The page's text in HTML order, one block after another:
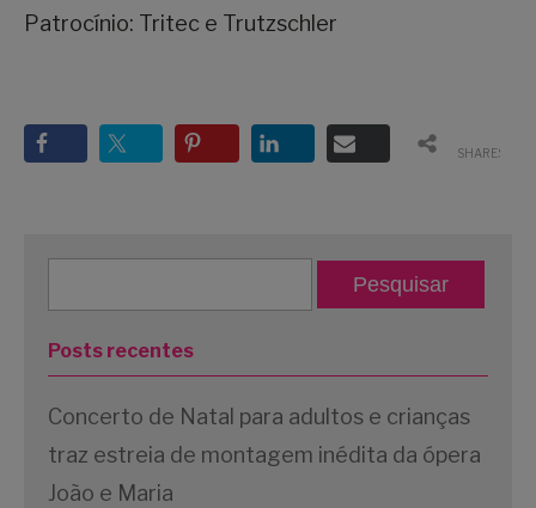
Patrocínio: Tritec e Trutzschler
SHARES
Posts recentes
Concerto de Natal para adultos e crianças
traz estreia de montagem inédita da ópera
João e Maria